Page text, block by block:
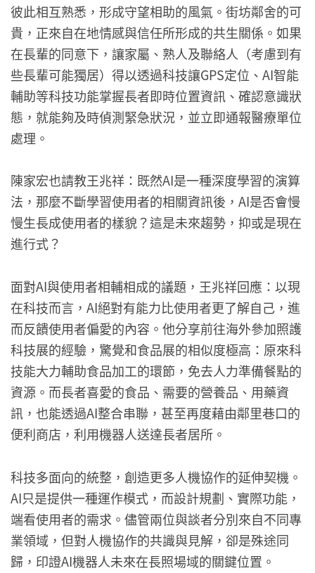
彼此相互熟悉，形成守望相助的風氣。街坊鄰舍的可
貴，正來自在地情感與信任所形成的共生關係。如果
在長輩的同意下，讓家屬、熟人及聯絡人（考慮到有
些長輩可能獨居）得以透過科技讓GPS定位、AI智能
輔助等科技功能掌握長者即時位置資訊、確認意識狀
態，就能夠及時偵測緊急狀況，並立即通報醫療單位
處理。
陳家宏也請教王兆祥：既然AI是一種深度學習的演算
法，那麼不斷學習使用者的相關資訊後，AI是否會慢
慢生長成使用者的樣貌？這是未來趨勢，抑或是現在
進行式？
面對AI與使用者相輔相成的議題，王兆祥回應：以現
在科技而言，AI絕對有能力比使用者更了解自己，進
而反饋使用者偏愛的內容。他分享前往海外參加照護
科技展的經驗，驚覺和食品展的相似度極高：原來科
技能大力輔助食品加工的環節，免去人力準備餐點的
資源。而長者喜愛的食品、需要的營養品、用藥資
訊，也能透過AI整合串聯，甚至再度藉由鄰里巷口的
便利商店，利用機器人送達長者居所。
科技多面向的統整，創造更多人機協作的延伸契機。
AI只是提供一種運作模式，而設計規劃、實際功能，
端看使用者的需求。儘管兩位與談者分別來自不同專
業領域，但對人機協作的共識與見解，卻是殊途同
歸，印證AI機器人未來在長照場域的關鍵位置。